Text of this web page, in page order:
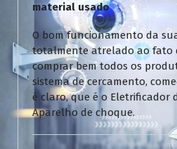
material usado
O bom funcionamento da
totalmente atrelado ao fato
comprar bem todos os
sistema de cercamento,
é claro, que é o Eletrificador
Aparelho de choque.